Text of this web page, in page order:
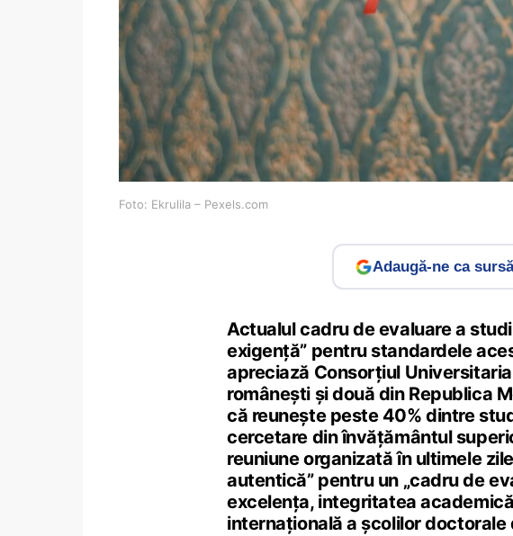
Foto: Ekrulila – Pexels.com
Adaugă-ne ca
Actualul cadru de evaluare a
exigență” pentru standardele
apreciază Consorțiul
românești și două din Republica
că reunește peste 40% dintre
cercetare din învățământul
reuniune organizată în ultimele
autentică” pentru un „cadru de
excelența, integritatea
internațională a școlilor doctorale